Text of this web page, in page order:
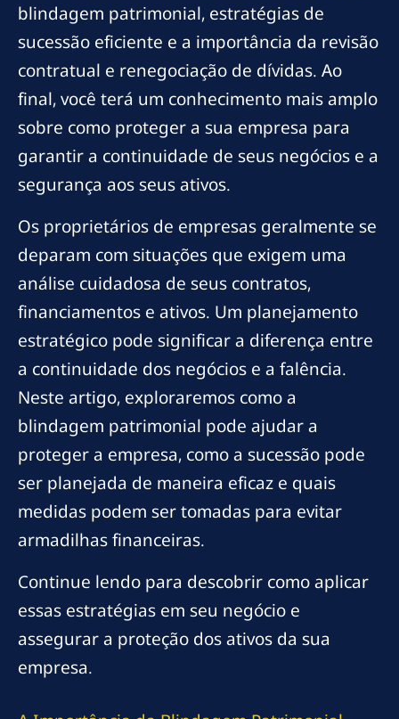
blindagem patrimonial, estratégias de
sucessão eficiente e a importância da revisão
contratual e renegociação de dívidas. Ao
final, você terá um conhecimento mais amplo
sobre como proteger a sua empresa para
garantir a continuidade de seus negócios e a
segurança aos seus ativos.
Os proprietários de empresas geralmente se
deparam com situações que exigem uma
análise cuidadosa de seus contratos,
financiamentos e ativos. Um planejamento
estratégico pode significar a diferença entre
a continuidade dos negócios e a falência.
Neste artigo, exploraremos como a
blindagem patrimonial pode ajudar a
proteger a empresa, como a sucessão pode
ser planejada de maneira eficaz e quais
medidas podem ser tomadas para evitar
armadilhas financeiras.
Continue lendo para descobrir como aplicar
essas estratégias em seu negócio e
assegurar a proteção dos ativos da sua
empresa.